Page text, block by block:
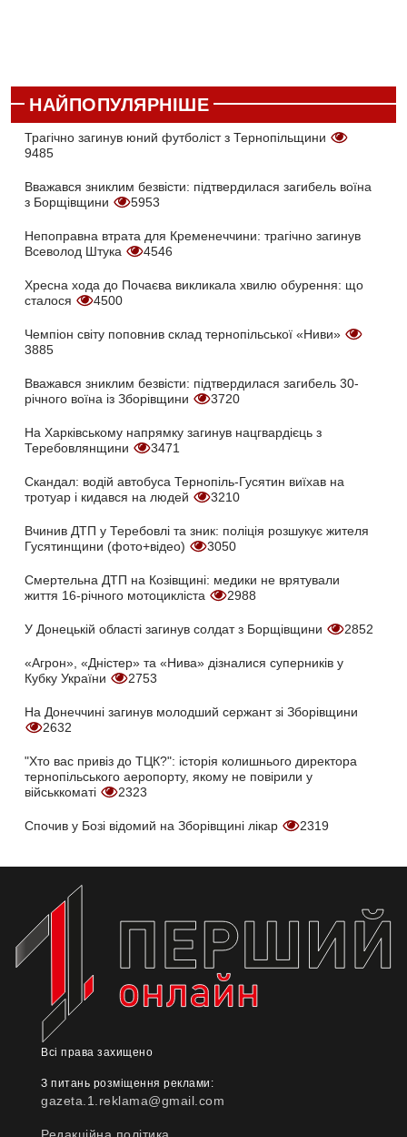
НАЙПОПУЛЯРНІШЕ
Трагічно загинув юний футболіст з Тернопільщини
9485
Вважався зниклим безвісти: підтвердилася загибель воїна
з Борщівщини
5953
Непоправна втрата для Кременеччини: трагічно загинув
Всеволод Штука
4546
Хресна хода до Почаєва викликала хвилю обурення: що
сталося
4500
Чемпіон світу поповнив склад тернопільської «Ниви»
3885
Вважався зниклим безвісти: підтвердилася загибель 30-
річного воїна із Зборівщини
3720
На Харківському напрямку загинув нацгвардієць з
Теребовлянщини
3471
Скандал: водій автобуса Тернопіль-Гусятин виїхав на
тротуар і кидався на людей
3210
Вчинив ДТП у Теребовлі та зник: поліція розшукує жителя
Гусятинщини (фото+відео)
3050
Смертельна ДТП на Козівщині: медики не врятували
життя 16-річного мотоцикліста
2988
У Донецькій області загинув солдат з Борщівщини 2852
«Агрон», «Дністер» та «Нива» дізналися суперників у
Кубку України
2753
На Донеччині загинув молодший сержант зі Зборівщини
2632
"Хто вас привіз до ТЦК?": історія колишнього директора
тернопільського аеропорту, якому не повірили у
військкоматі
2323
Спочив у Бозі відомий на Зборівщині лікар 2319
Всі права захищено
З питань розміщення реклами:
gazeta.1.reklama@gmail.com